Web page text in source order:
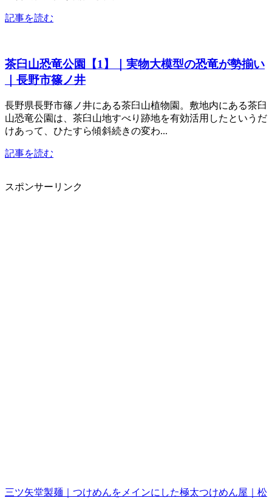
記事を読む
茶臼山恐竜公園【1】｜実物大模型の恐竜が勢揃い
｜長野市篠ノ井
長野県長野市篠ノ井にある茶臼山植物園。敷地内にある茶臼
山恐竜公園は、茶臼山地すべり跡地を有効活用したというだ
けあって、ひたすら傾斜続きの変わ...
記事を読む
スポンサーリンク
三ツ矢堂製麺｜つけめんをメインにした極太つけめん屋｜松